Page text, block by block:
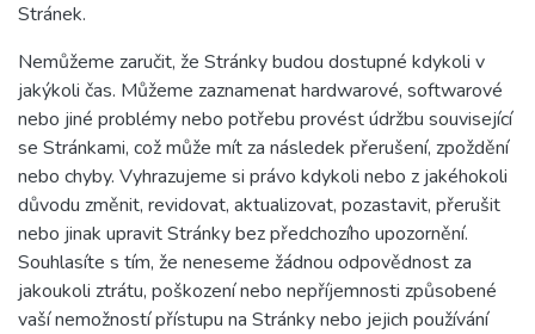
Stránek.
Nemůžeme zaručit, že Stránky budou dostupné kdykoli v
jakýkoli čas. Můžeme zaznamenat hardwarové, softwarové
nebo jiné problémy nebo potřebu provést údržbu související
se Stránkami, což může mít za následek přerušení, zpoždění
nebo chyby. Vyhrazujeme si právo kdykoli nebo z jakéhokoli
důvodu změnit, revidovat, aktualizovat, pozastavit, přerušit
nebo jinak upravit Stránky bez předchozího upozornění.
Souhlasíte s tím, že neneseme žádnou odpovědnost za
jakoukoli ztrátu, poškození nebo nepříjemnosti způsobené
vaší nemožností přístupu na Stránky nebo jejich používání